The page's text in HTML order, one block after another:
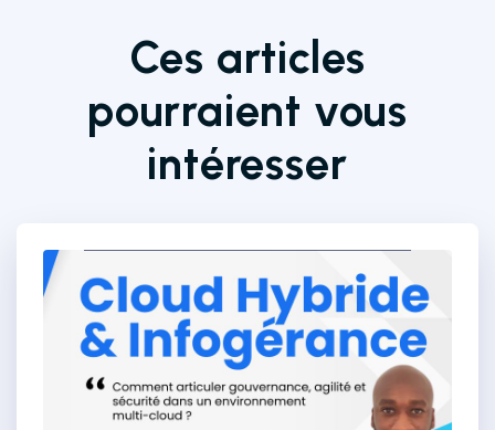
Ces articles
pourraient vous
intéresser